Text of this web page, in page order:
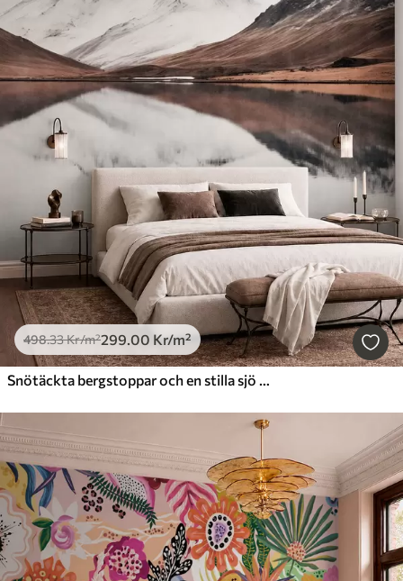
498.33Kr/m²299.00 Kr/m²
Snötäckta bergstoppar och en stilla sjö med en spegelblank yta